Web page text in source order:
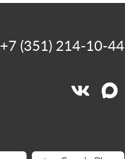
+7 (351) 214-10-44